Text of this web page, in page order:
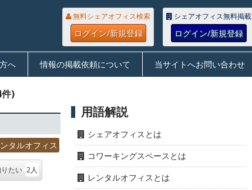
無料シェアオフィス検索
ログイン/新規登録
シェアオフィス無料掲載
ログイン/新規登録
へ 情報の掲載依頼について 当サイトへお問い合わせ
)
タルオフィス
りたい 2人
用語解説
シェアオフィスとは
コワーキングスペースとは
レンタルオフィスとは